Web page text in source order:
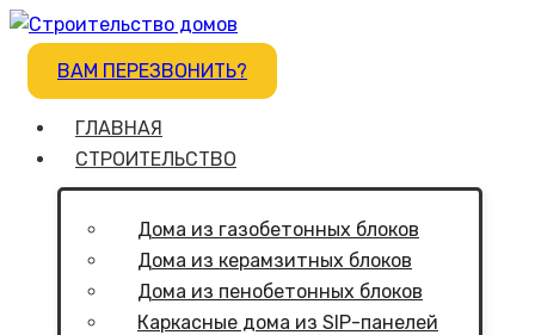
ВАМ ПЕРЕЗВОНИТЬ?
ГЛАВНАЯ
СТРОИТЕЛЬСТВО
Дома из газобетонных блоков
Дома из керамзитных блоков
Дома из пенобетонных блоков
Каркасные дома из SIP-панелей